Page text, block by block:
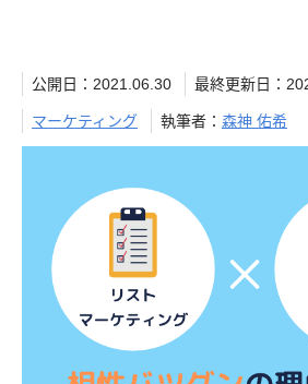
公開日：2021.06.30 最終更新日：
マーケティング 執筆者： 森神 佑希